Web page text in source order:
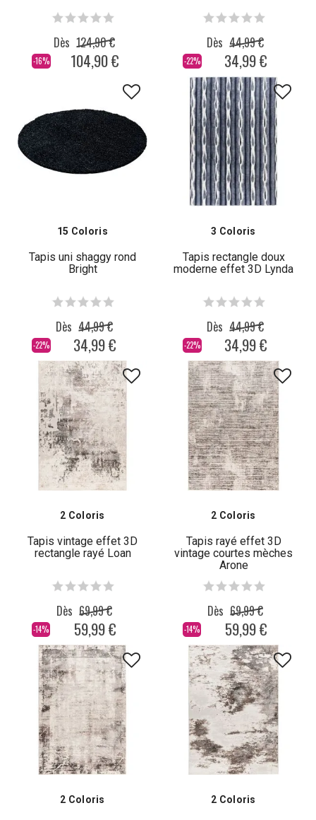
-16%
Dès 124,90 €
104,90 € -22%
Dès 44,99 €
34,99 €
15 Coloris
Tapis uni shaggy rond
Bright
-22%
Dès 44,99 €
34,99 €
3 Coloris
Tapis rectangle doux
moderne effet 3D Lynda
-22%
Dès 44,99 €
34,99 €
2 Coloris
Tapis vintage effet 3D
rectangle rayé Loan
-14%
Dès 69,99 €
59,99 €
2 Coloris
Tapis rayé effet 3D
vintage courtes mèches
Arone
-14%
Dès 69,99 €
59,99 €
2 Coloris 2 Coloris